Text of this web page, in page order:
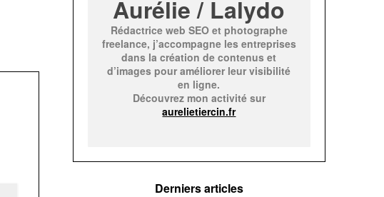
Aurélie / Lalydo
Rédactrice web SEO et photographe
freelance, j’accompagne les entreprises
dans la création de contenus et
d’images pour améliorer leur visibilité
en ligne.
Découvrez mon activité sur
aurelietiercin.fr
Derniers articles